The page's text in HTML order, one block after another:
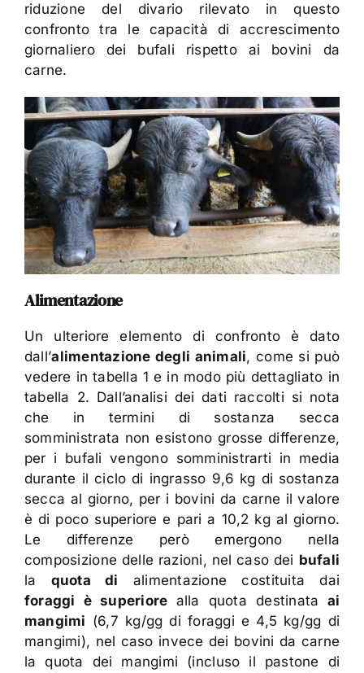
riduzione del divario rilevato in questo
confronto tra le capacità di accrescimento
giornaliero dei bufali rispetto ai bovini da
carne.
Alimentazione
Un ulteriore elemento di confronto è dato
dall’alimentazione degli animali, come si può
vedere in tabella 1 e in modo più dettagliato in
tabella 2. Dall’analisi dei dati raccolti si nota
che in termini di sostanza secca
somministrata non esistono grosse differenze,
per i bufali vengono somministrarti in media
durante il ciclo di ingrasso 9,6 kg di sostanza
secca al giorno, per i bovini da carne il valore
è di poco superiore e pari a 10,2 kg al giorno.
Le differenze però emergono nella
composizione delle razioni, nel caso dei bufali
la quota di alimentazione costituita dai
foraggi è superiore alla quota destinata ai
mangimi (6,7 kg/gg di foraggi e 4,5 kg/gg di
mangimi), nel caso invece dei bovini da carne
la quota dei mangimi (incluso il pastone di